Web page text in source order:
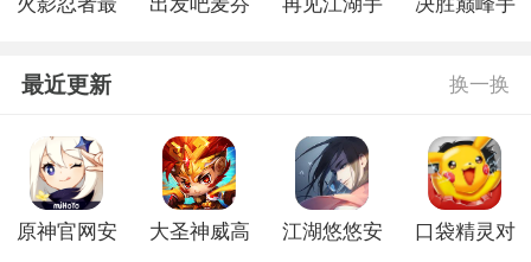
最近更新 换一换
原神官网安
大圣神威高
江湖悠悠安
口袋精灵对